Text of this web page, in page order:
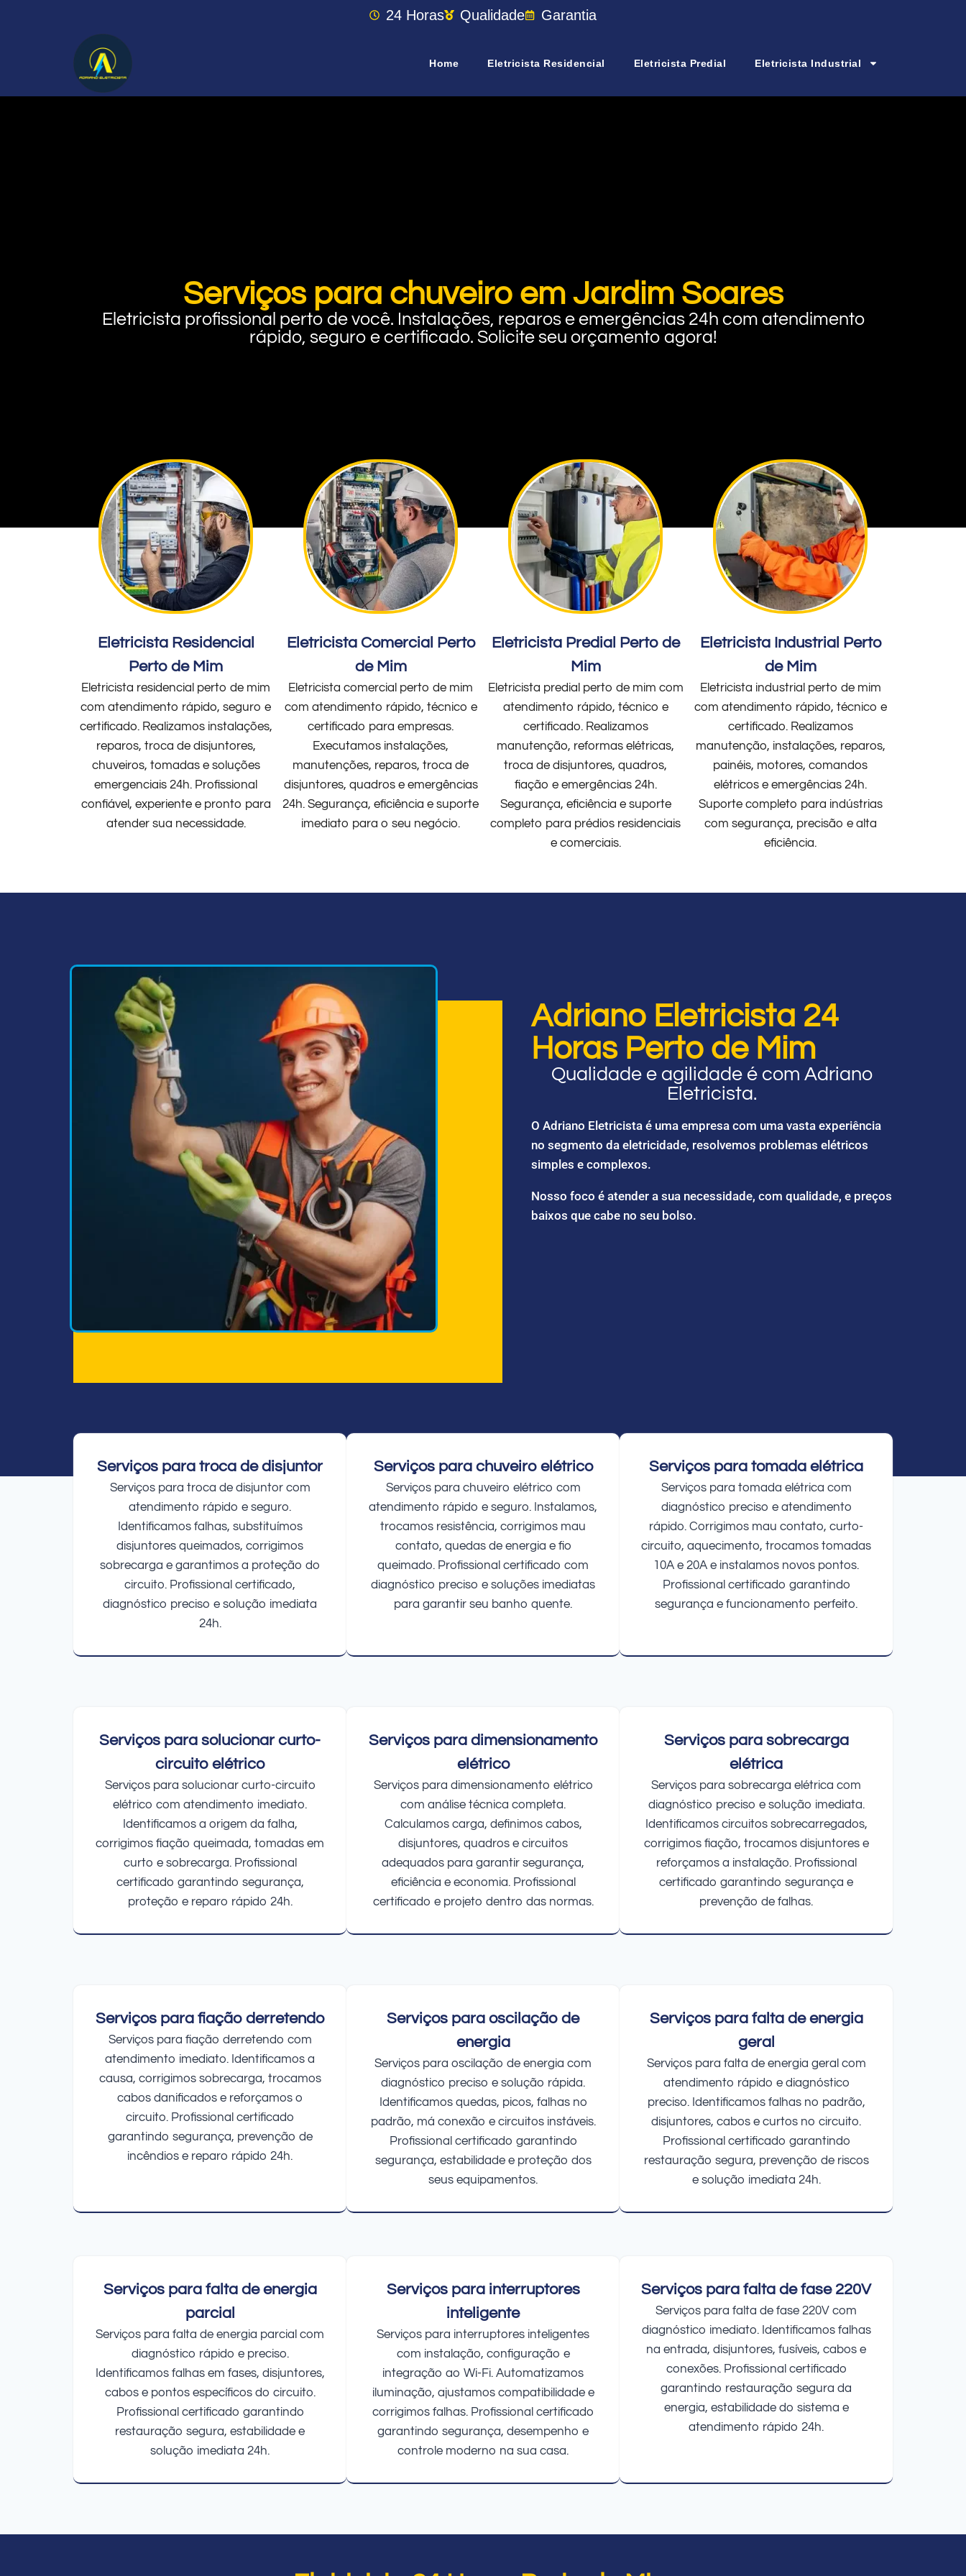
24 Horas Qualidade Garantia
Home Eletricista Residencial Eletricista Predial Eletricista Industrial
Serviços para chuveiro em Jardim Soares
Eletricista profissional perto de você. Instalações, reparos e emergências 24h com atendimento
rápido, seguro e certificado. Solicite seu orçamento agora!
Eletricista Residencial
Perto de Mim
Eletricista residencial perto de mim
com atendimento rápido, seguro e
certificado. Realizamos instalações,
reparos, troca de disjuntores,
chuveiros, tomadas e soluções
emergenciais 24h. Profissional
confiável, experiente e pronto para
atender sua necessidade.
Eletricista Comercial Perto
de Mim
Eletricista comercial perto de mim
com atendimento rápido, técnico e
certificado para empresas.
Executamos instalações,
manutenções, reparos, troca de
disjuntores, quadros e emergências
24h. Segurança, eficiência e suporte
imediato para o seu negócio.
Eletricista Predial Perto de
Mim
Eletricista predial perto de mim com
atendimento rápido, técnico e
certificado. Realizamos
manutenção, reformas elétricas,
troca de disjuntores, quadros,
fiação e emergências 24h.
Segurança, eficiência e suporte
completo para prédios residenciais
e comerciais.
Eletricista Industrial Perto
de Mim
Eletricista industrial perto de mim
com atendimento rápido, técnico e
certificado. Realizamos
manutenção, instalações, reparos,
painéis, motores, comandos
elétricos e emergências 24h.
Suporte completo para indústrias
com segurança, precisão e alta
eficiência.
Adriano Eletricista 24
Horas Perto de Mim
Qualidade e agilidade é com Adriano
Eletricista.
O Adriano Eletricista é uma empresa com uma vasta experiência
no segmento da eletricidade, resolvemos problemas elétricos
simples e complexos.
Nosso foco é atender a sua necessidade, com qualidade, e preços
baixos que cabe no seu bolso.
Serviços para troca de disjuntor
Serviços para troca de disjuntor com
atendimento rápido e seguro.
Identificamos falhas, substituímos
disjuntores queimados, corrigimos
sobrecarga e garantimos a proteção do
circuito. Profissional certificado,
diagnóstico preciso e solução imediata
24h.
Serviços para chuveiro elétrico
Serviços para chuveiro elétrico com
atendimento rápido e seguro. Instalamos,
trocamos resistência, corrigimos mau
contato, quedas de energia e fio
queimado. Profissional certificado com
diagnóstico preciso e soluções imediatas
para garantir seu banho quente.
Serviços para tomada elétrica
Serviços para tomada elétrica com
diagnóstico preciso e atendimento
rápido. Corrigimos mau contato, curto-
circuito, aquecimento, trocamos tomadas
10A e 20A e instalamos novos pontos.
Profissional certificado garantindo
segurança e funcionamento perfeito.
Serviços para solucionar curto-
circuito elétrico
Serviços para solucionar curto-circuito
elétrico com atendimento imediato.
Identificamos a origem da falha,
corrigimos fiação queimada, tomadas em
curto e sobrecarga. Profissional
certificado garantindo segurança,
proteção e reparo rápido 24h.
Serviços para dimensionamento
elétrico
Serviços para dimensionamento elétrico
com análise técnica completa.
Calculamos carga, definimos cabos,
disjuntores, quadros e circuitos
adequados para garantir segurança,
eficiência e economia. Profissional
certificado e projeto dentro das normas.
Serviços para sobrecarga
elétrica
Serviços para sobrecarga elétrica com
diagnóstico preciso e solução imediata.
Identificamos circuitos sobrecarregados,
corrigimos fiação, trocamos disjuntores e
reforçamos a instalação. Profissional
certificado garantindo segurança e
prevenção de falhas.
Serviços para fiação derretendo
Serviços para fiação derretendo com
atendimento imediato. Identificamos a
causa, corrigimos sobrecarga, trocamos
cabos danificados e reforçamos o
circuito. Profissional certificado
garantindo segurança, prevenção de
incêndios e reparo rápido 24h.
Serviços para oscilação de
energia
Serviços para oscilação de energia com
diagnóstico preciso e solução rápida.
Identificamos quedas, picos, falhas no
padrão, má conexão e circuitos instáveis.
Profissional certificado garantindo
segurança, estabilidade e proteção dos
seus equipamentos.
Serviços para falta de energia
geral
Serviços para falta de energia geral com
atendimento rápido e diagnóstico
preciso. Identificamos falhas no padrão,
disjuntores, cabos e curtos no circuito.
Profissional certificado garantindo
restauração segura, prevenção de riscos
e solução imediata 24h.
Serviços para falta de energia
parcial
Serviços para falta de energia parcial com
diagnóstico rápido e preciso.
Identificamos falhas em fases, disjuntores,
cabos e pontos específicos do circuito.
Profissional certificado garantindo
restauração segura, estabilidade e
solução imediata 24h.
Serviços para interruptores
inteligente
Serviços para interruptores inteligentes
com instalação, configuração e
integração ao Wi-Fi. Automatizamos
iluminação, ajustamos compatibilidade e
corrigimos falhas. Profissional certificado
garantindo segurança, desempenho e
controle moderno na sua casa.
Serviços para falta de fase 220V
Serviços para falta de fase 220V com
diagnóstico imediato. Identificamos falhas
na entrada, disjuntores, fusíveis, cabos e
conexões. Profissional certificado
garantindo restauração segura da
energia, estabilidade do sistema e
atendimento rápido 24h.